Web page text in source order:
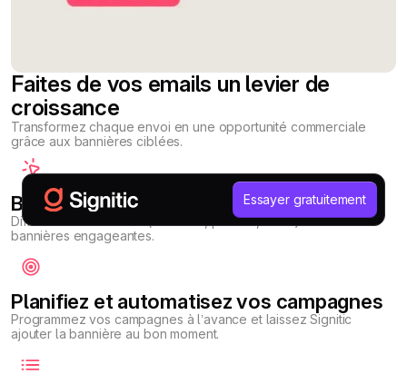
Essayer gratuitement
Faites de vos emails un levier de
croissance
Transformez chaque envoi en une opportunité commerciale
grâce aux bannières ciblées.
Boostez votre visibilité
Diffusez vos actualités (webinars, promos, actus) via des
bannières engageantes.
Planifiez et automatisez vos campagnes
Programmez vos campagnes à l’avance et laissez Signitic
ajouter la bannière au bon moment.